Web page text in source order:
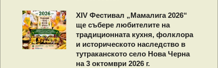
XIV Фестивал „Мамалига 2026“
ще събере любителите на
традиционната кухня, фолклора
и историческото наследство в
тутраканското село Нова Черна
на 3 октомври 2026 г.